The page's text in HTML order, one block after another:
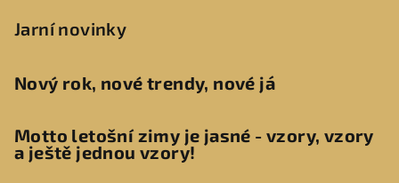
Jarní novinky
Nový rok, nové trendy, nové já
Motto letošní zimy je jasné - vzory, vzory
a ještě jednou vzory!